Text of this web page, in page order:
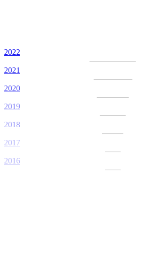
2022
2021
2020
2019
2018
2017
2016